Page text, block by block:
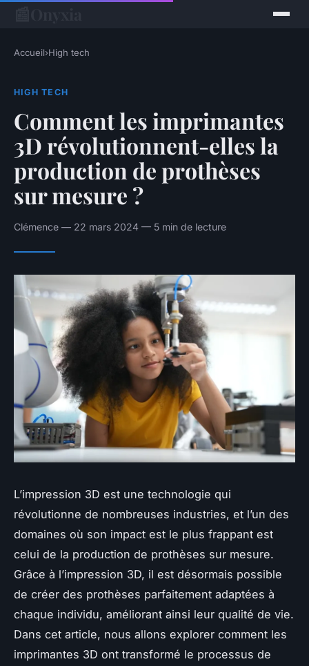
Accueil›High tech
HIGH TECH
Comment les imprimantes
3D révolutionnent-elles la
production de prothèses
sur mesure ?
Clémence — 22 mars 2024 — 5 min de lecture
L’impression 3D est une technologie qui
révolutionne de nombreuses industries, et l’un des
domaines où son impact est le plus frappant est
celui de la production de prothèses sur mesure.
Grâce à l’impression 3D, il est désormais possible
de créer des prothèses parfaitement adaptées à
chaque individu, améliorant ainsi leur qualité de vie.
Dans cet article, nous allons explorer comment les
imprimantes 3D ont transformé le processus de